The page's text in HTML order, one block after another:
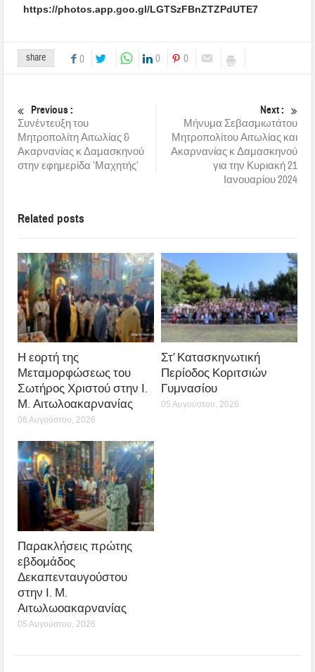
https://photos.app.goo.gl/LGTSzFBnZTZPdUTE7
share 0 0 0
Previous :
Συνέντευξη του
Μητροπολίτη Αιτωλίας &
Ακαρνανίας κ Δαμασκηνού
στην εφημερίδα ‘Μαχητής’
Next :
Μήνυμα Σεβασμιωτάτου
Μητροπολίτου Αιτωλίας και
Ακαρνανίας κ Δαμασκηνού
για την Κυριακή 21
Ιανουαρίου 2024
Related posts
Η εορτή της
Μεταμορφώσεως του
Σωτήρος Χριστού στην Ι.
Μ. Αιτωλοακαρνανίας
06 Αυγούστου, 2026
Στ’ Κατασκηνωτική
Περίοδος Κοριτσιών
Γυμνασίου
05 Αυγούστου, 2026
Παρακλήσεις πρώτης
εβδομάδος
Δεκαπενταυγούστου
στην Ι. Μ.
Αιτωλωοακαρνανίας
05 Αυγούστου, 2026